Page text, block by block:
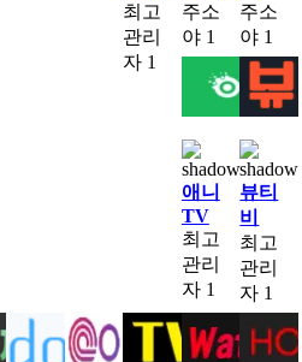
최고
관리
자 1
주소
야 1
주소
야 1
애니
TV
최고
관리
자 1
뷰티
비
최고
관리
자 1